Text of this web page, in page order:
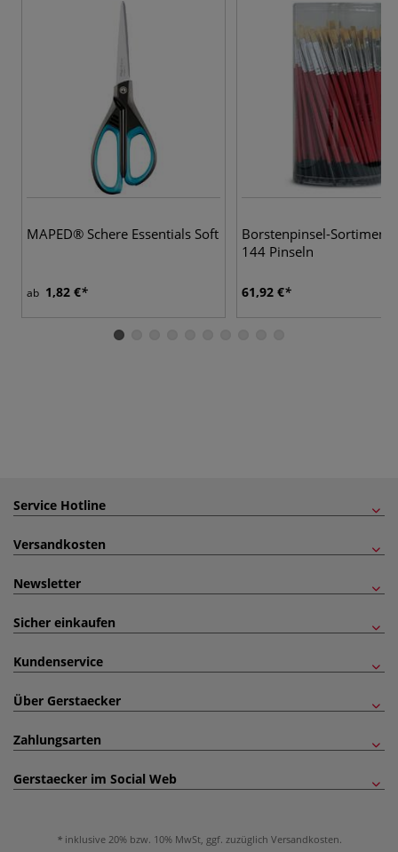
MAPED® Schere Essentials Soft
ab 1,82 €
Borstenpinsel-Sortiment
144 Pinseln
61,92 €
Service Hotline
Versandkosten
Newsletter
Sicher einkaufen
Kundenservice
Über Gerstaecker
Zahlungsarten
Gerstaecker im Social Web
inklusive 20% bzw. 10% MwSt, ggf. zuzüglich Versandkosten.